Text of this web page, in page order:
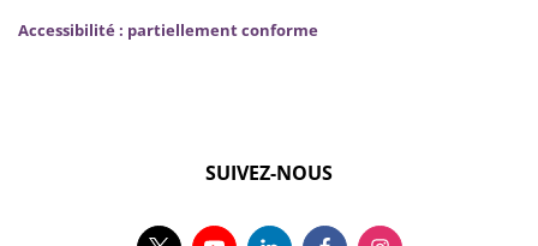
Accessibilité : partiellement conforme
SUIVEZ-NOUS